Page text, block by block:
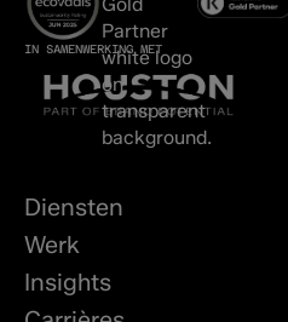
IN SAMENWERKING MET
Diensten
Werk
Insights